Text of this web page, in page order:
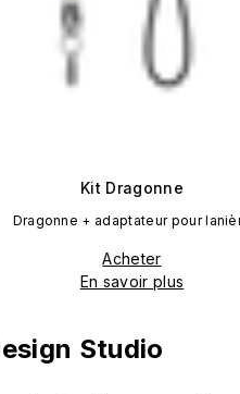
Kit Dragonne
Dragonne + adaptateur pour
Acheter
En savoir plus
Studio